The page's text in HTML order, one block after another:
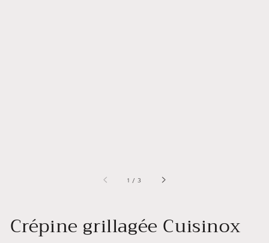
1 /de
3
Crépine grillagée Cuisinox